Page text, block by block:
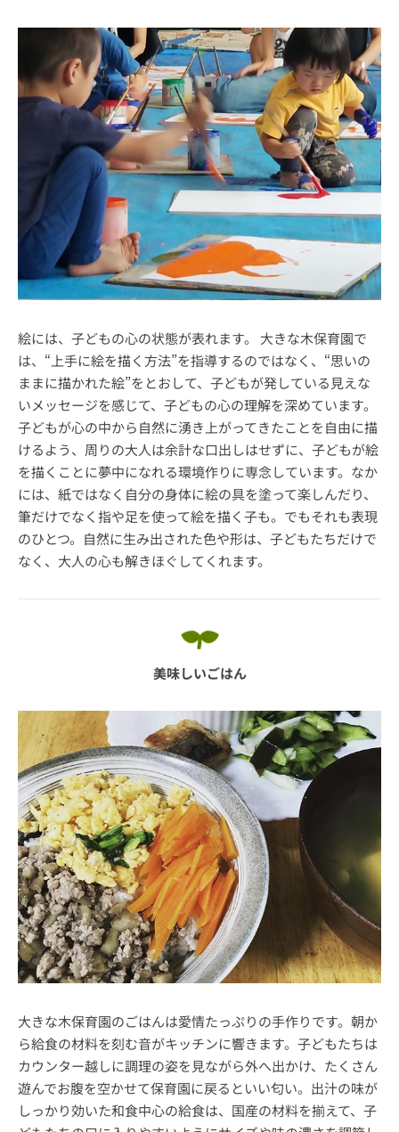
絵には、子どもの心の状態が表れます。 大きな木保育園で
は、“上手に絵を描く方法”を指導するのではなく、“思いの
ままに描かれた絵”をとおして、子どもが発している見えな
いメッセージを感じて、子どもの心の理解を深めています。
子どもが心の中から自然に湧き上がってきたことを自由に描
けるよう、周りの大人は余計な口出しはせずに、子どもが絵
を描くことに夢中になれる環境作りに専念しています。なか
には、紙ではなく自分の身体に絵の具を塗って楽しんだり、
筆だけでなく指や足を使って絵を描く子も。でもそれも表現
のひとつ。自然に生み出された色や形は、子どもたちだけで
なく、大人の心も解きほぐしてくれます。
美味しいごはん
大きな木保育園のごはんは愛情たっぷりの手作りです。朝か
ら給食の材料を刻む音がキッチンに響きます。子どもたちは
カウンター越しに調理の姿を見ながら外へ出かけ、たくさん
遊んでお腹を空かせて保育園に戻るといい匂い。出汁の味が
しっかり効いた和食中心の給食は、国産の材料を揃えて、子